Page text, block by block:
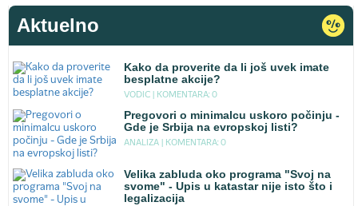
Aktuelno
Kako da proverite da li još uvek imate
besplatne akcije?
VODIC | KOMENTARA: 0
Pregovori o minimalcu uskoro počinju -
Gde je Srbija na evropskoj listi?
ANALIZA | KOMENTARA: 0
Velika zabluda oko programa "Svoj na
svome" - Upis u katastar nije isto što i
legalizacija